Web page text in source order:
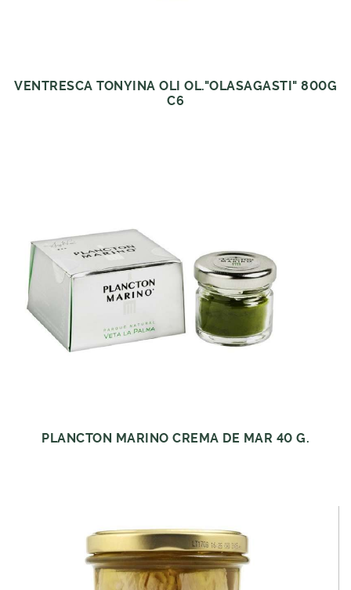
VENTRESCA TONYINA OLI OL."OLASAGASTI" 800G
C6
PLANCTON MARINO CREMA DE MAR 40 G.